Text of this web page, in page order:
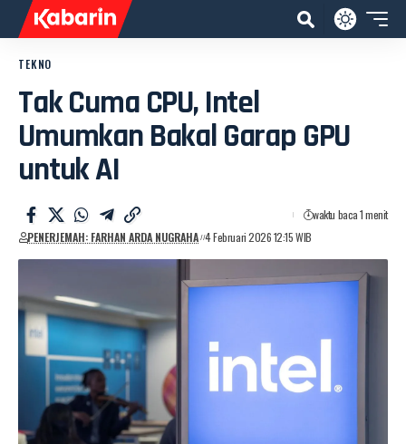
TEKNO
Tak Cuma CPU, Intel
Umumkan Bakal Garap GPU
untuk AI
PENERJEMAH: FARHAN ARDA NUGRAHA 4 Februari 2026 12:15 WIB
waktu baca 1 menit